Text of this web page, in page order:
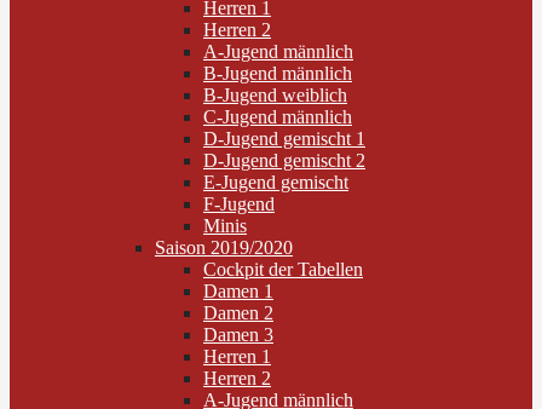
Herren 1
Herren 2
A-Jugend männlich
B-Jugend männlich
B-Jugend weiblich
C-Jugend männlich
D-Jugend gemischt 1
D-Jugend gemischt 2
E-Jugend gemischt
F-Jugend
Minis
Saison 2019/2020
Cockpit der Tabellen
Damen 1
Damen 2
Damen 3
Herren 1
Herren 2
A-Jugend männlich